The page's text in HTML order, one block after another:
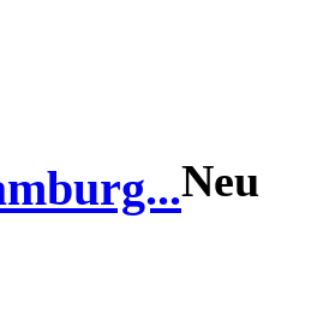
Neu